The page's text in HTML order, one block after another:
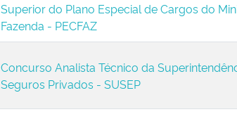
Superior do Plano Especial de Cargos do
Fazenda - PECFAZ
Concurso Analista Técnico da
Seguros Privados - SUSEP